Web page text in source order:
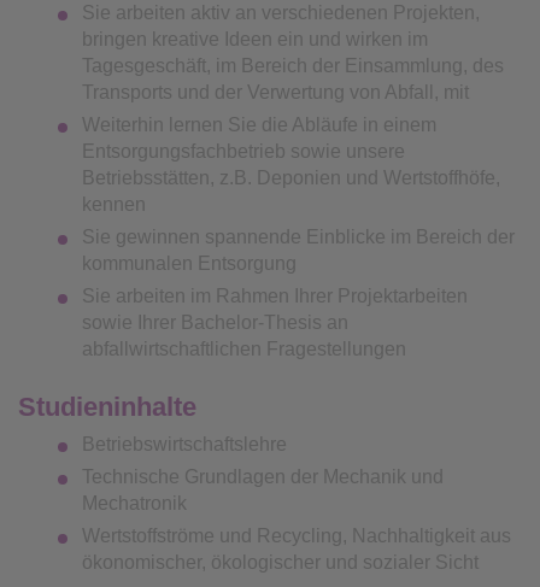
Sie arbeiten aktiv an verschiedenen Projekten,
bringen kreative Ideen ein und wirken im
Tagesgeschäft, im Bereich der Einsammlung, des
Transports und der Verwertung von Abfall, mit
Weiterhin lernen Sie die Abläufe in einem
Entsorgungsfachbetrieb sowie unsere
Betriebsstätten, z.B. Deponien und Wertstoffhöfe,
kennen
Sie gewinnen spannende Einblicke im Bereich der
kommunalen Entsorgung
Sie arbeiten im Rahmen Ihrer Projektarbeiten
sowie Ihrer Bachelor-Thesis an
abfallwirtschaftlichen Fragestellungen
Studieninhalte
Betriebswirtschaftslehre
Technische Grundlagen der Mechanik und
Mechatronik
Wertstoffströme und Recycling, Nachhaltigkeit aus
ökonomischer, ökologischer und sozialer Sicht